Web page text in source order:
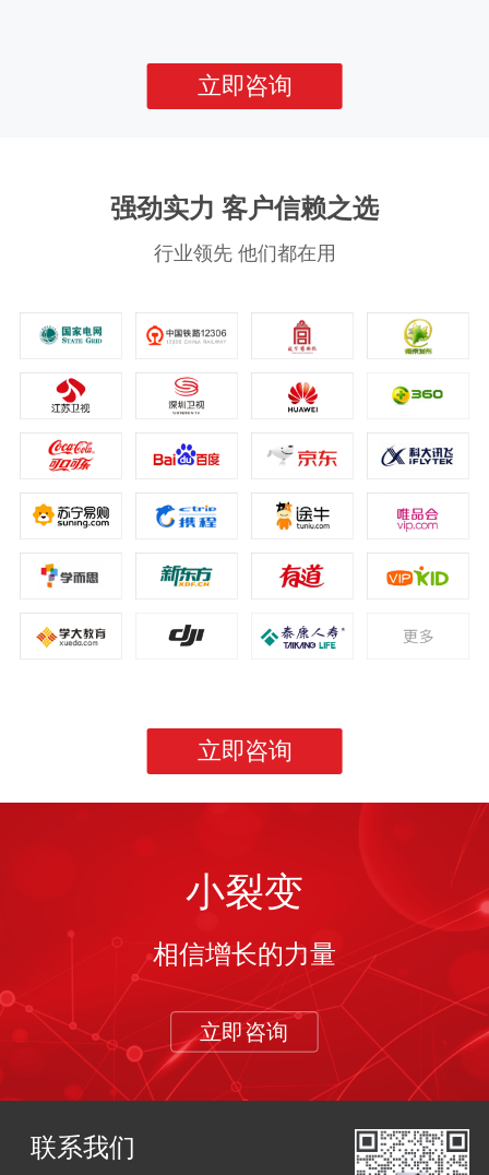
立即咨询
强劲实力 客户信赖之选
行业领先 他们都在用
立即咨询
小裂变
相信增长的力量
立即咨询
联系我们